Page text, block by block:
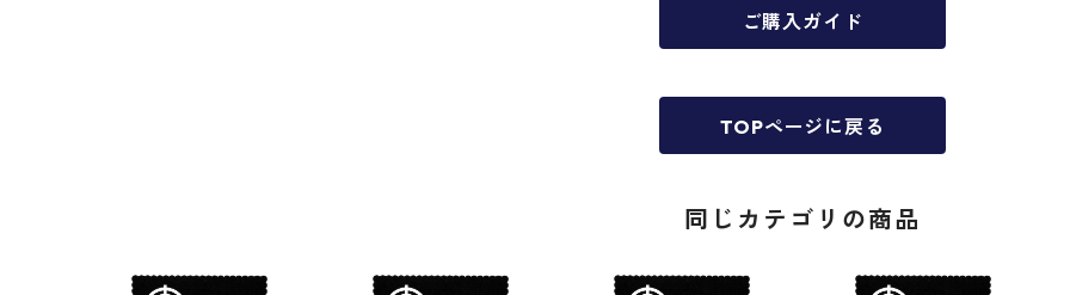
ご購入ガイド
TOPページに戻る
同じカテゴリの商品